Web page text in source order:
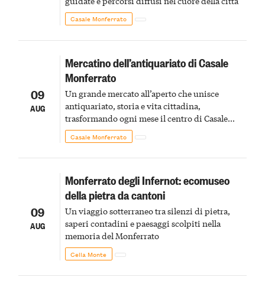
Casale Monferrato
09
AUG
Mercatino dell’antiquariato di Casale
Monferrato
Un grande mercato all’aperto che unisce
antiquariato, storia e vita cittadina,
trasformando ogni mese il centro di Casale
Monferrato in un luogo di scoperta e racconto
Casale Monferrato
09
AUG
Monferrato degli Infernot: ecomuseo
della pietra da cantoni
Un viaggio sotterraneo tra silenzi di pietra,
saperi contadini e paesaggi scolpiti nella
memoria del Monferrato
Cella Monte